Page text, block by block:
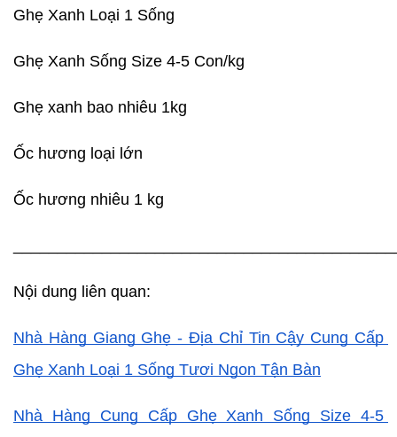
Ghẹ Xanh Loại 1 Sống
Ghẹ Xanh Sống Size 4-5 Con/kg
Ghẹ xanh bao nhiêu 1kg
Ốc hương loại lớn
Ốc hương nhiêu 1 kg
Nội dung liên quan:
Nhà Hàng Giang Ghẹ - Địa Chỉ Tin Cậy Cung Cấp
Ghẹ Xanh Loại 1 Sống Tươi Ngon Tận Bàn
Nhà Hàng Cung Cấp Ghẹ Xanh Sống Size 4-5